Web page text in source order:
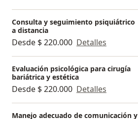
Consulta y seguimiento psiquiátrico
a distancia
Desde $ 220.000 Detalles
Evaluación psicológica para cirugía
bariátrica y estética
Desde $ 220.000 Detalles
Manejo adecuado de comunicación y